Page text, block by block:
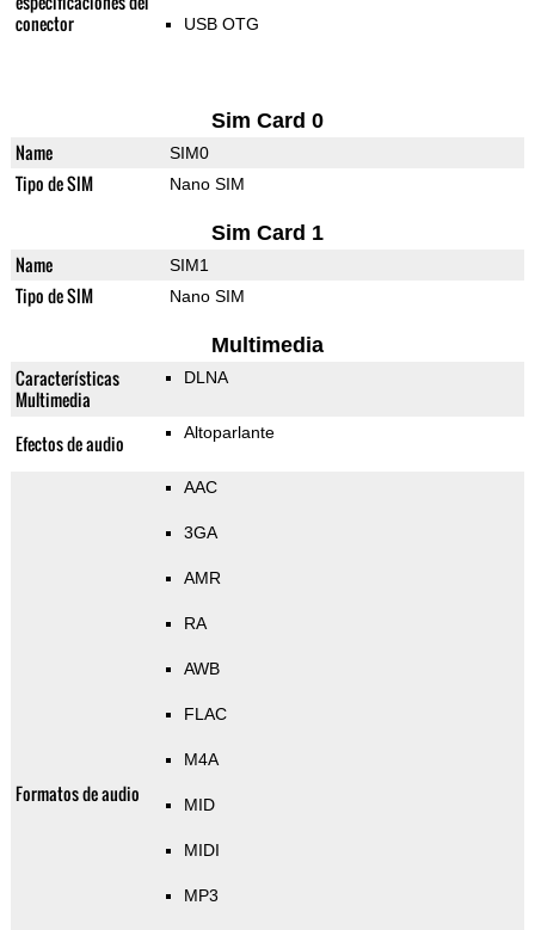
conector
USB OTG
Sim Card 0
Name SIM0
Tipo de SIM Nano SIM
Sim Card 1
Name SIM1
Tipo de SIM Nano SIM
Multimedia
Características
Multimedia
DLNA
Efectos de audio Altoparlante
Formatos de audio
AAC
3GA
AMR
RA
AWB
FLAC
M4A
MID
MIDI
MP3